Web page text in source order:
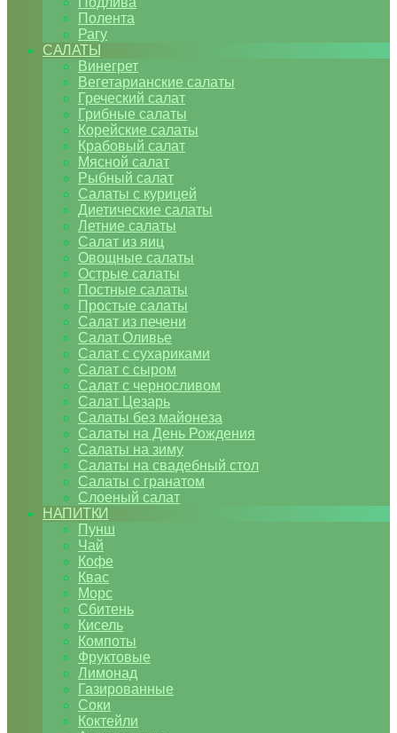
Полента
Рагу
САЛАТЫ
Винегрет
Вегетарианские салаты
Греческий салат
Грибные салаты
Корейские салаты
Крабовый салат
Мясной салат
Рыбный салат
Салаты с курицей
Диетические салаты
Летние салаты
Салат из яиц
Овощные салаты
Острые салаты
Постные салаты
Простые салаты
Салат из печени
Салат Оливье
Салат с сухариками
Салат с сыром
Салат с черносливом
Салат Цезарь
Салаты без майонеза
Салаты на День Рождения
Салаты на зиму
Салаты на свадебный стол
Салаты с гранатом
Слоеный салат
НАПИТКИ
Пунш
Чай
Кофе
Квас
Морс
Сбитень
Кисель
Компоты
Фруктовые
Лимонад
Газированные
Соки
Коктейли